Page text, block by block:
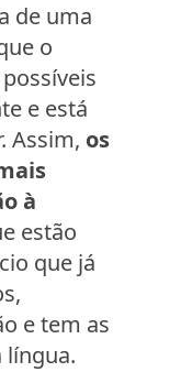
de uma
o
e está
Assim, os
à
estão
que já
e tem as
língua.